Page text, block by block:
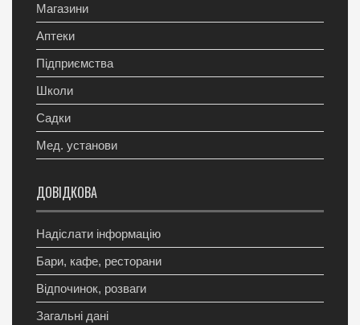
Магазини
Аптеки
Підприємства
Школи
Садки
Мед. установи
ДОВІДКОВА
Надіслати інформацію
Бари, кафе, ресторани
Відпочинок, розваги
Загальні дані